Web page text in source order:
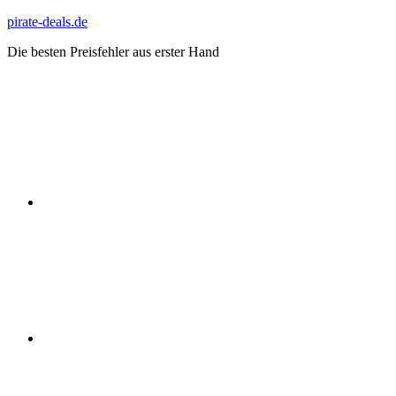
Zum
springen
pirate-deals.de
Die besten Preisfehler aus erster Hand